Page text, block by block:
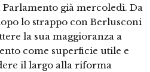
già mercoledì. Da
lo strappo con Berlusconi
la sua maggioranza a
come superficie utile e
il largo alla riforma